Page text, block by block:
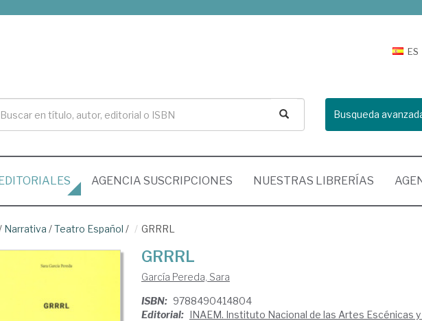
ES
Busqueda
AGENCIA SUSCRIPCIONES NUESTRAS LIBRERÍAS
Narrativa /Teatro Español / GRRRL
GRRRL
García Pereda, Sara
ISBN: 9788490414804
Editorial: INAEM. Instituto Nacional de las Artes Escénicas y